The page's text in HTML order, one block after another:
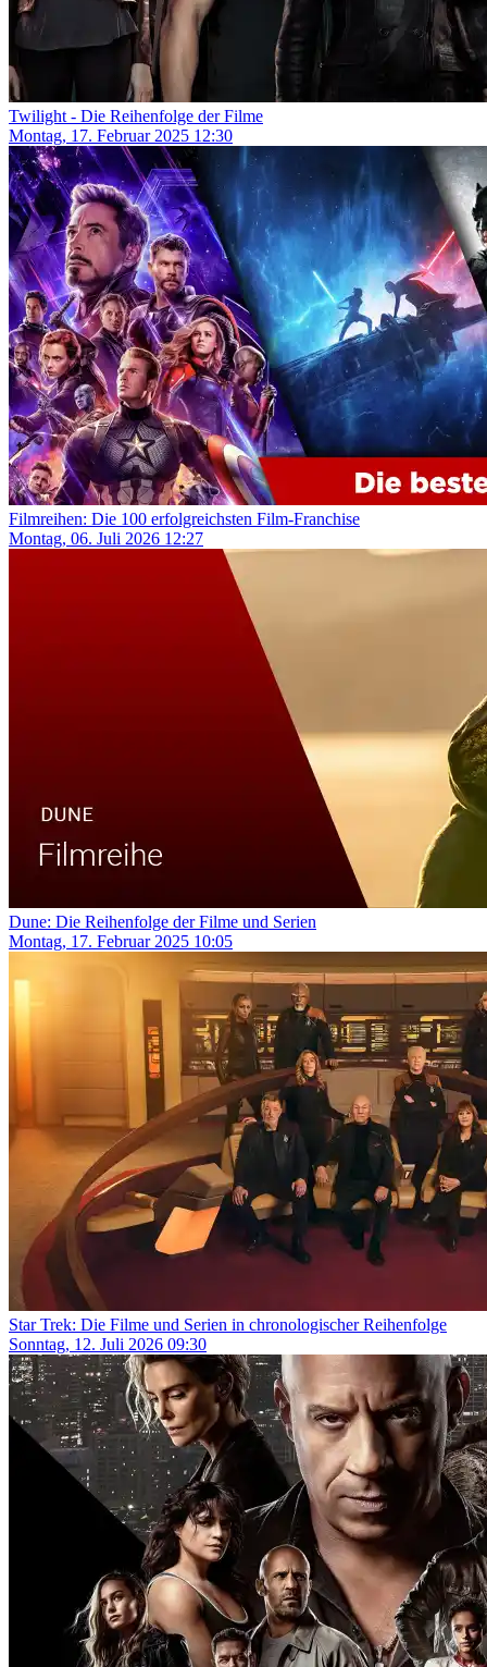
Twilight - Die Reihenfolge der Filme
Montag, 17. Februar 2025 12:30
Filmreihen: Die 100 erfolgreichsten Film-Franchise
Montag, 06. Juli 2026 12:27
Dune: Die Reihenfolge der Filme und Serien
Montag, 17. Februar 2025 10:05
Star Trek: Die Filme und Serien in chronologischer Reihenfolge
Sonntag, 12. Juli 2026 09:30